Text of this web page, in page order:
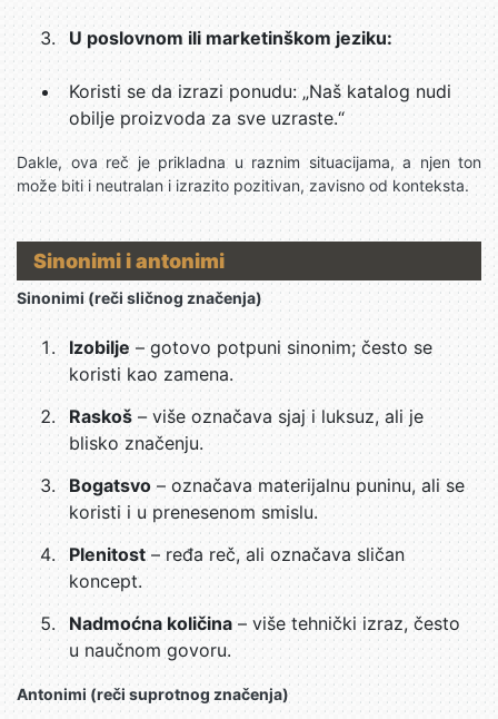
U poslovnom ili marketinškom jeziku:
Koristi se da izrazi ponudu: „Naš katalog nudi
obilje proizvoda za sve uzraste.“
Dakle, ova reč je prikladna u raznim situacijama, a njen ton
može biti i neutralan i izrazito pozitivan, zavisno od konteksta.
Sinonimi i antonimi
Sinonimi (reči sličnog značenja)
Izobilje – gotovo potpuni sinonim; često se
koristi kao zamena.
Raskoš – više označava sjaj i luksuz, ali je
blisko značenju.
Bogatsvo – označava materijalnu puninu, ali se
koristi i u prenesenom smislu.
Plenitost– ređa reč, ali označava sličan
koncept.
Nadmoćna količina– više tehnički izraz, često
u naučnom govoru.
Antonimi (reči suprotnog značenja)